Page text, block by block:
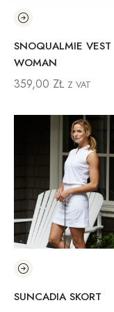
SNOQUALMIE VEST
WOMAN
359,00 ZŁ Z VAT
SUNCADIA SKORT